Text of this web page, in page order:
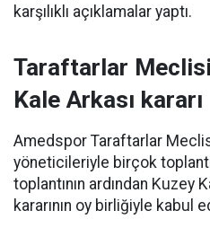
karşılıklı açıklamalar yaptı.
Taraftarlar
Kale Arkası kararı
Amedspor Taraftarlar
yöneticileriyle birçok
toplantının ardından Kuzey
kararının oy birliğiyle kabul